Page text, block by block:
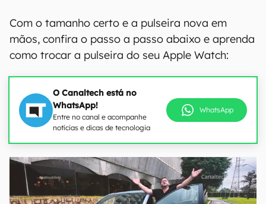
Com o tamanho certo e a pulseira nova em
mãos, confira o passo a passo abaixo e aprenda
como trocar a pulseira do seu Apple Watch:
O Canaltech está no
WhatsApp!
Entre no canal e acompanhe
notícias e dicas de tecnologia
WhatsApp